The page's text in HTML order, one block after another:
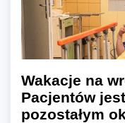
Wakacje na
Pacjentów
pozostałym